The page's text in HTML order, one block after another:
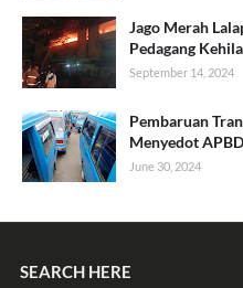
Jago Merah
Pedagang
September 14, 2024
Pembaruan
Menyedot APBD
June 30, 2024
SEARCH HERE